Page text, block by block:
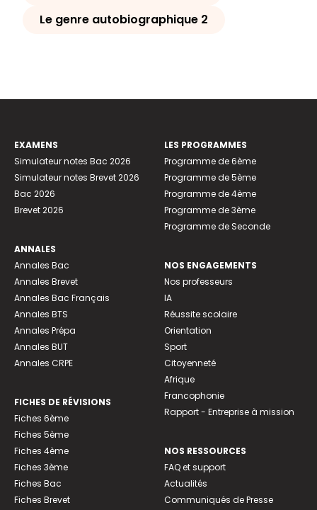
Le genre autobiographique 2
EXAMENS
Simulateur notes Bac 2026
Simulateur notes Brevet 2026
Bac 2026
Brevet 2026
ANNALES
Annales Bac
Annales Brevet
Annales Bac Français
Annales BTS
Annales Prépa
Annales BUT
Annales CRPE
FICHES DE RÉVISIONS
Fiches 6ème
Fiches 5ème
Fiches 4ème
Fiches 3ème
Fiches Bac
Fiches Brevet
LES PROGRAMMES
Programme de 6ème
Programme de 5ème
Programme de 4ème
Programme de 3ème
Programme de Seconde
NOS ENGAGEMENTS
Nos professeurs
IA
Réussite scolaire
Orientation
Sport
Citoyenneté
Afrique
Francophonie
Rapport - Entreprise à mission
NOS RESSOURCES
FAQ et support
Actualités
Communiqués de Presse